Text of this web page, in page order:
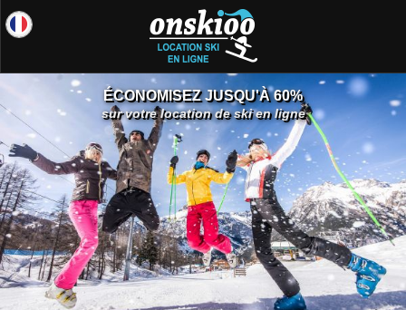
ÉCONOMISEZ JUSQU'À 60%
sur votre location de ski en ligne